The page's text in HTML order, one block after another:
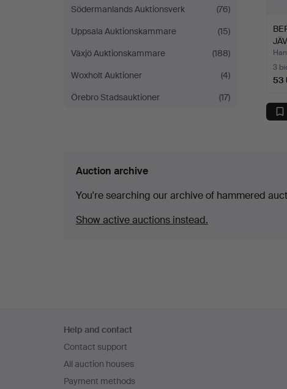
Södermanlands Auktionsverk
(76)
Uppsala Auktionskammare
(15)
Växjö Auktionskammare
(188)
Woxholt Auktioner
(4)
Örebro Stadsauktioner
(17)
3
53
Auction archive
You're searching our archive of hammered
Show active auctions instead.
navigation
Help and contact
Contact support
All auction houses
Payment methods